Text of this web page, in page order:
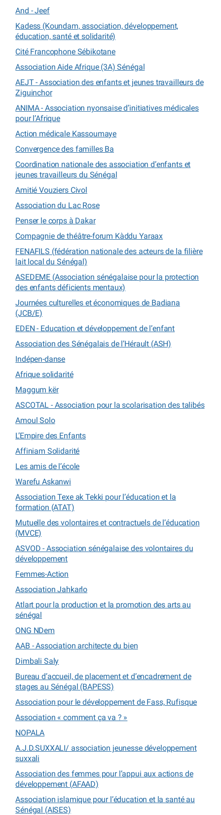
And - Jeef
Kadess (Koundam, association, développement,
éducation, santé et solidarité)
Cité Francophone Sébikotane
Association Aide Afrique (3A) Sénégal
AEJT - Association des enfants et jeunes travailleurs de
Ziguinchor
ANIMA - Association nyonsaise d’initiatives médicales
pour l’Afrique
Action médicale Kassoumaye
Convergence des familles Ba
Coordination nationale des association d’enfants et
jeunes travailleurs du Sénégal
Amitié Vouziers Civol
Association du Lac Rose
Penser le corps à Dakar
Compagnie de théâtre-forum Kàddu Yaraax
FENAFILS (fédération nationale des acteurs de la filière
lait local du Sénégal)
ASEDEME (Association sénégalaise pour la protection
des enfants déficients mentaux)
Journées culturelles et économiques de Badiana
(JCB/E)
EDEN - Education et développement de l’enfant
Association des Sénégalais de l’Hérault (ASH)
Indépen-danse
Afrique solidarité
Maggum kër
ASCOTAL - Association pour la scolarisation des talibés
Amoul Solo
L’Empire des Enfants
Affiniam Solidarité
Les amis de l’école
Warefu Askanwi
Association Texe ak Tekki pour l’éducation et la
formation (ATAT)
Mutuelle des volontaires et contractuels de l’éducation
(MVCE)
ASVOD - Association sénégalaise des volontaires du
développement
Femmes-Action
Association Jahkarlo
Atlart pour la production et la promotion des arts au
sénégal
ONG NDem
AAB - Association architecte du bien
Dimbali Saly
Bureau d’accueil, de placement et d’encadrement de
stages au Sénégal (BAPESS)
Association pour le développement de Fass, Rufisque
Association « comment ça va ? »
NOPALA
A.J.D.SUXXALI/ association jeunesse développement
suxxali
Association des femmes pour l’appui aux actions de
développement (AFAAD)
Association islamique pour l’éducation et la santé au
Sénégal (AISES)